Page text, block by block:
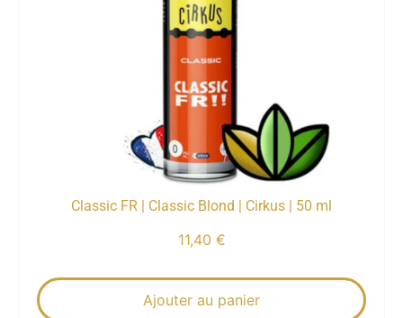
Classic FR | Classic Blond | Cirkus | 50 ml
11,40 €
Ajouter au panier